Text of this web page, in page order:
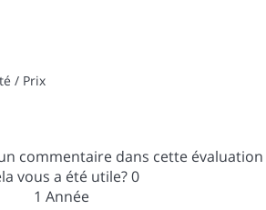
/ Prix
commentaire dans cette évaluation
vous a été utile?0
1 Année